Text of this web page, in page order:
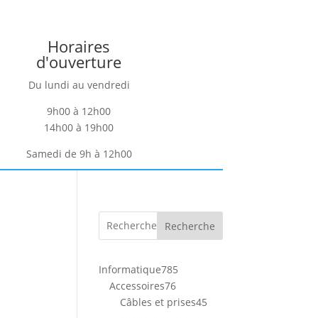
Horaires
d'ouverture
Du lundi au vendredi
9h00 à 12h00
14h00 à 19h00
Samedi de 9h à 12h00
Recherche
Informatique785
Accessoires7676
produits
Câbles et prises45